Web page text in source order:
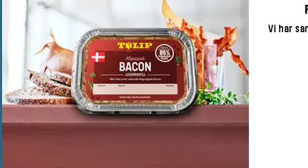
Vi har